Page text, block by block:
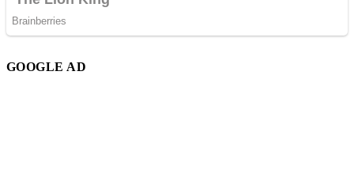
GOOGLE AD